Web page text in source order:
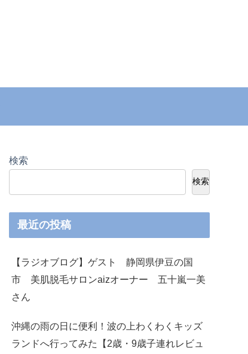
検索
検索
最近の投稿
【ラジオブログ】ゲスト 静岡県伊豆の国
市 美肌脱毛サロンaizオーナー 五十嵐一美
さん
沖縄の雨の日に便利！波の上わくわくキッズ
ランドへ行ってみた【2歳・9歳子連れレビュ